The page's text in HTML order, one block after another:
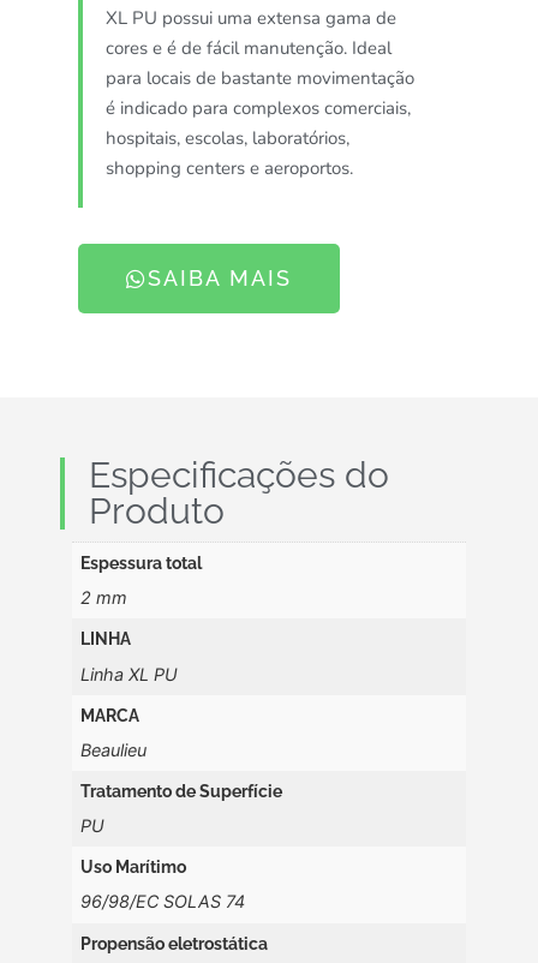
XL PU possui uma extensa gama de
cores e é de fácil manutenção. Ideal
para locais de bastante movimentação
é indicado para complexos comerciais,
hospitais, escolas, laboratórios,
shopping centers e aeroportos.
SAIBA MAIS
Especificações do
Produto
Espessura total
2 mm
LINHA
Linha XL PU
MARCA
Beaulieu
Tratamento de Superfície
PU
Uso Marítimo
96/98/EC SOLAS 74
Propensão eletrostática